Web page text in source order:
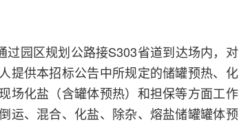
园区规划公路接S303省道到达场内，对
提供本招标公告中所规定的储罐预热、化
场化盐（含罐体预热）和担保等方面工作
运、混合、化盐、除杂、熔盐储罐罐体预